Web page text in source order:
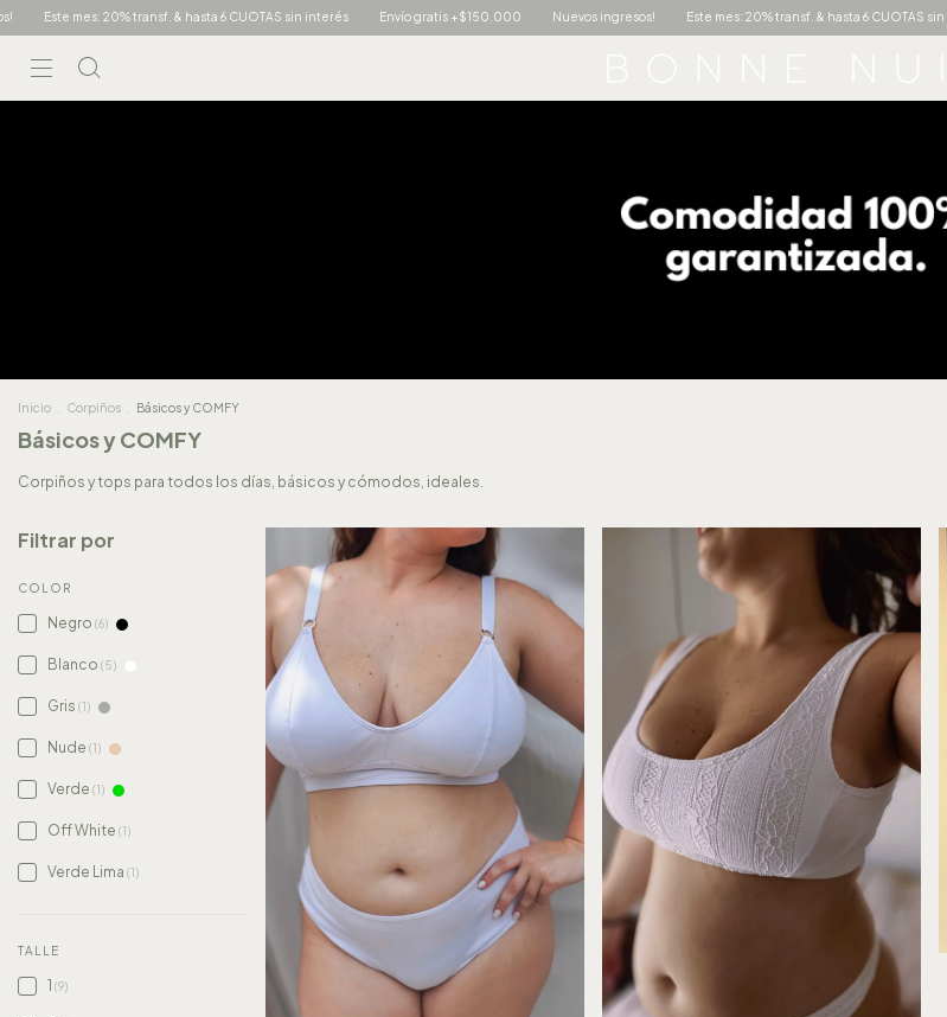
sin interés Envío gratis +$150.000 Nuevos ingresos! Este mes: 20% transf. & hasta 6 CUOTAS sin interés Envío gratis +$150.000
Inicio Corpiños Básicos y COMFY
Básicos y COMFY
Corpiños y tops para todos los días, básicos y cómodos, ideales.
Filtrar por
COLOR
Negro (6)
Blanco (5)
Gris (1)
Nude (1)
Verde (1)
Off White (1)
Verde Lima (1)
TALLE
1 (9)